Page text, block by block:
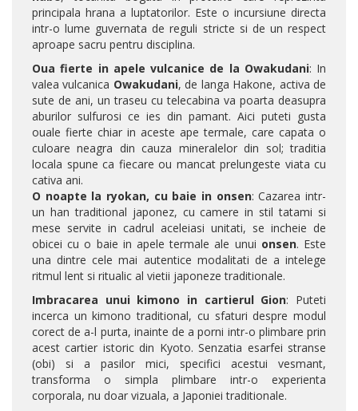
principala hrana a luptatorilor. Este o incursiune directa
intr-o lume guvernata de reguli stricte si de un respect
aproape sacru pentru disciplina.
Oua fierte in apele vulcanice de la Owakudani: In
valea vulcanica Owakudani, de langa Hakone, activa de
sute de ani, un traseu cu telecabina va poarta deasupra
aburilor sulfurosi ce ies din pamant. Aici puteti gusta
ouale fierte chiar in aceste ape termale, care capata o
culoare neagra din cauza mineralelor din sol; traditia
locala spune ca fiecare ou mancat prelungeste viata cu
cativa ani.
O noapte la ryokan, cu baie in onsen: Cazarea intr-
un han traditional japonez, cu camere in stil tatami si
mese servite in cadrul aceleiasi unitati, se incheie de
obicei cu o baie in apele termale ale unui onsen. Este
una dintre cele mai autentice modalitati de a intelege
ritmul lent si ritualic al vietii japoneze traditionale.
Imbracarea unui kimono in cartierul Gion: Puteti
incerca un kimono traditional, cu sfaturi despre modul
corect de a-l purta, inainte de a porni intr-o plimbare prin
acest cartier istoric din Kyoto. Senzatia esarfei stranse
(obi) si a pasilor mici, specifici acestui vesmant,
transforma o simpla plimbare intr-o experienta
corporala, nu doar vizuala, a Japoniei traditionale.